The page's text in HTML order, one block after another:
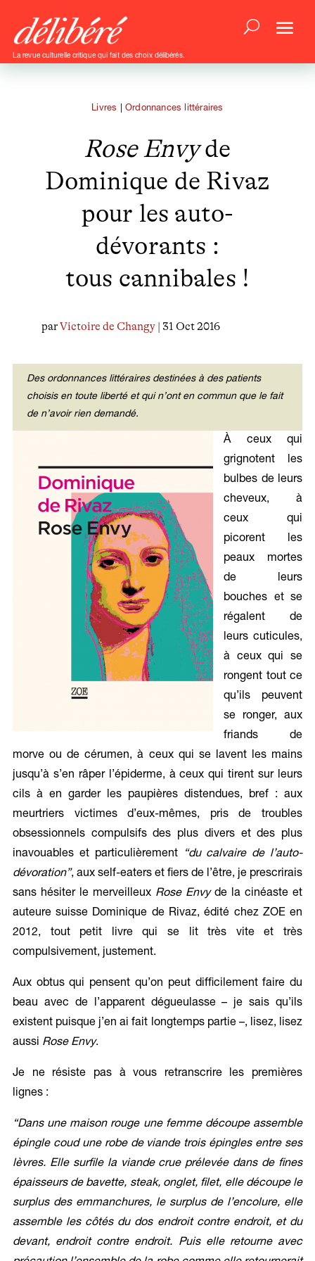
La revue culturelle critique qui fait des choix délibérés.
Livres |Ordonnances littéraires
Rose Envyde
Dominique de Rivaz
pour les auto-
dévorants :
tous cannibales !
parVictoire de Changy | 31 Oct 2016
Des ordonnances littéraires destinées à des patients
choisis en toute liberté et qui n’ont en commun que le fait
de n’avoir rien demandé.
À ceux qui
grignotent les
bulbes de leurs
cheveux, à
ceux qui
picorent les
peaux mortes
de leurs
bouches et se
régalent de
leurs cuticules,
à ceux qui se
rongent tout ce
qu’ils peuvent
se ronger, aux
friands de
morve ou de cérumen, à ceux qui se lavent les mains
jusqu’à s’en râper l’épiderme, à ceux qui tirent sur leurs
cils à en garder les paupières distendues, bref : aux
meurtriers victimes d’eux-mêmes, pris de troubles
obsessionnels compulsifs des plus divers et des plus
inavouables et particulièrement
“du calvaire de l’auto-
dévoration”, aux self-eaters et fiers de l’être, je prescrirais
sans hésiter le merveilleux Rose Envyde la cinéaste et
auteure suisse Dominique de Rivaz, édité chez ZOE en
2012, tout petit livre qui se lit très vite et très
compulsivement, justement.
Aux obtus qui pensent qu’on peut difficilement faire du
beau avec de l’apparent dégueulasse – je sais qu’ils
existent puisque j’en ai fait longtemps partie –, lisez, lisez
aussi Rose Envy.
Je ne résiste pas à vous retranscrire les premières
lignes :
“Dans une maison rouge une femme découpe assemble
épingle coud une robe de viande trois épingles entre ses
lèvres. Elle surfile la viande crue prélevée dans de fines
épaisseurs de bavette, steak, onglet, filet, elle découpe le
surplus des emmanchures, le surplus de l’encolure, elle
assemble les côtés du dos endroit contre endroit, et du
devant, endroit contre endroit. Puis elle retourne avec